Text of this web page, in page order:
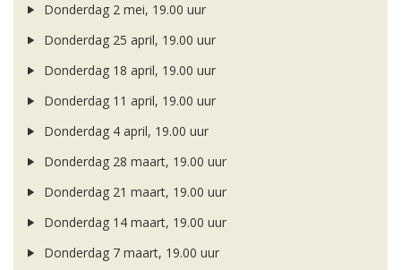
Donderdag 2 mei, 19.00 uur
Donderdag 25 april, 19.00 uur
Donderdag 18 april, 19.00 uur
Donderdag 11 april, 19.00 uur
Donderdag 4 april, 19.00 uur
Donderdag 28 maart, 19.00 uur
Donderdag 21 maart, 19.00 uur
Donderdag 14 maart, 19.00 uur
Donderdag 7 maart, 19.00 uur